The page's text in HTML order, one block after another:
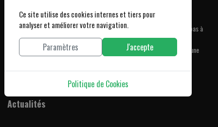
Nous vous remercions pour votre intérêt à l'Association PADIL. N'hésitez pas à
nous contacter pour toute question relative à nos partenariats, à nos
programmes d'action, à nos opportunités de bénévolat ou pour planifier une
Actualités
Ce site utilise des cookies internes et tiers pour
analyser et améliorer votre navigation.
Paramètres J'accepte
Politique de Cookies